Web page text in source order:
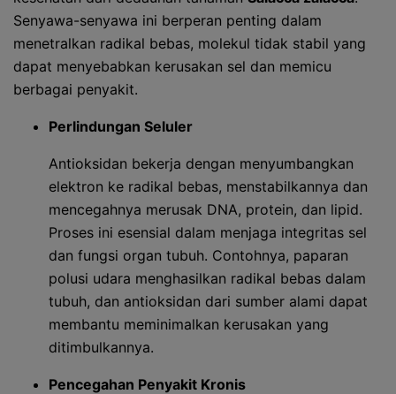
Senyawa-senyawa ini berperan penting dalam
menetralkan radikal bebas, molekul tidak stabil yang
dapat menyebabkan kerusakan sel dan memicu
berbagai penyakit.
Perlindungan Seluler
Antioksidan bekerja dengan menyumbangkan
elektron ke radikal bebas, menstabilkannya dan
mencegahnya merusak DNA, protein, dan lipid.
Proses ini esensial dalam menjaga integritas sel
dan fungsi organ tubuh. Contohnya, paparan
polusi udara menghasilkan radikal bebas dalam
tubuh, dan antioksidan dari sumber alami dapat
membantu meminimalkan kerusakan yang
ditimbulkannya.
Pencegahan Penyakit Kronis